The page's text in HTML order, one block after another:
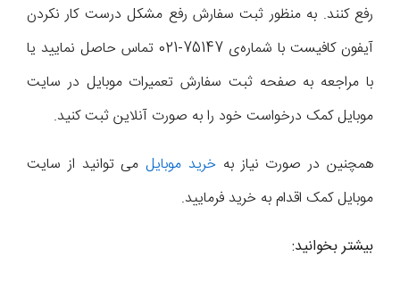
رفع کنند. به منظور ثبت سفارش رفع مشکل درست کار نکردن
آیفون کافیست با شماره‌ی 75147-021 تماس حاصل نمایید یا
با مراجعه به صفحه ثبت سفارش تعمیرات موبایل در سایت
موبایل کمک درخواست خود را به صورت آنلاین ثبت کنید.
همچنین در صورت نیاز به خرید موبایلمی توانید از سایت
موبایل کمک اقدام به خرید فرمایید.
بیشتر بخوانید: